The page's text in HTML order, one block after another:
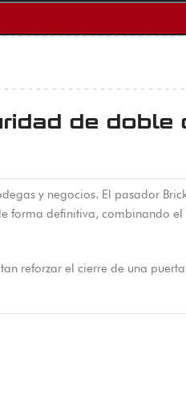
de doble
y negocios. El pasador
forma definitiva, combinando
reforzar el cierre de una